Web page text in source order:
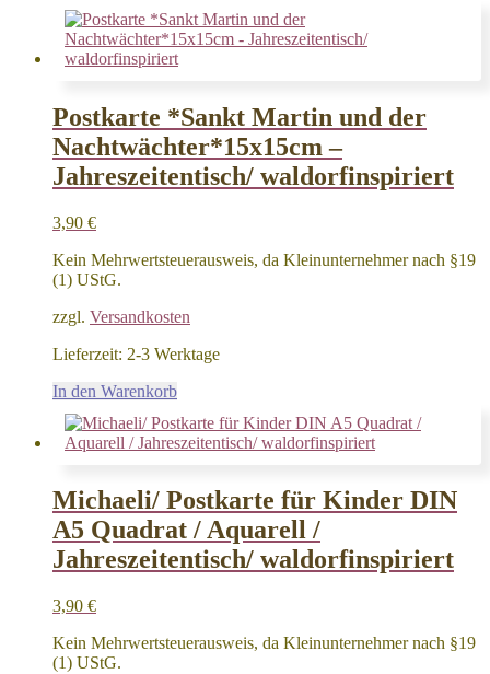
Postkarte *Sankt Martin und der
Nachtwächter*15x15cm –
Jahreszeitentisch/ waldorfinspiriert
3,90 €
Kein Mehrwertsteuerausweis, da Kleinunternehmer nach §19
(1) UStG.
zzgl. Versandkosten
Lieferzeit: 2-3 Werktage
In den Warenkorb
Michaeli/ Postkarte für Kinder DIN
A5 Quadrat / Aquarell /
Jahreszeitentisch/ waldorfinspiriert
3,90 €
Kein Mehrwertsteuerausweis, da Kleinunternehmer nach §19
(1) UStG.